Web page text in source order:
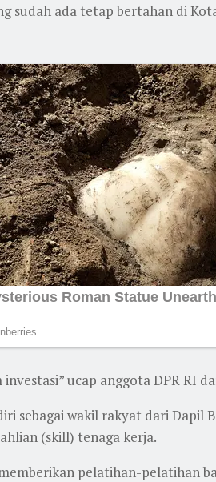
sudah ada tetap bertahan di
ucap anggota DPR RI
sebagai wakil rakyat dari Dapil
(skill) tenaga kerja.
pelatihan-pelatihan